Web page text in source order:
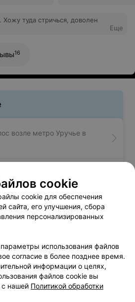
туда стричься, доволен
Еще
16
возле метро Уручье в
метро Уручье в
Добавить компанию
cookie
cookie для обеспечения
сайта, его улучшения, сбора
персонализированных
использования файлов
согласие в более позднее время.
информации о целях,
файлов cookie вы
с нашей Политикой обработки